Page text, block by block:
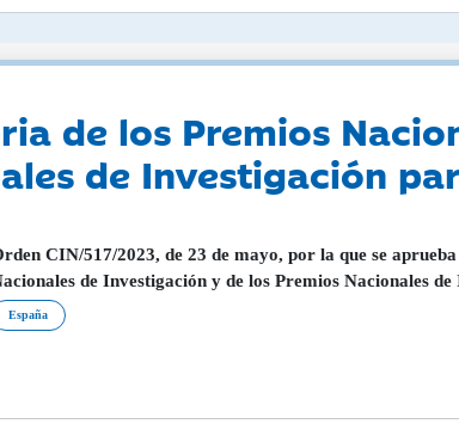
de los Premios
de Investigación
CIN/517/2023, de 23 de mayo, por la que se
de Investigación y de los Premios Nacionales
España